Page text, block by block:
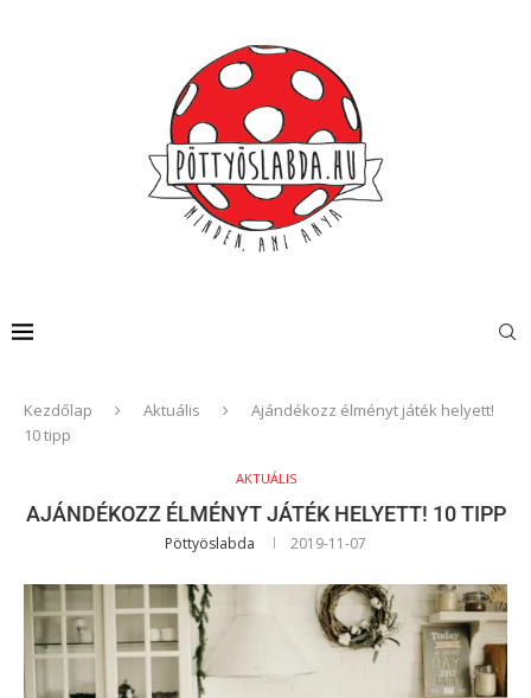
Kezdőlap Aktuális
Ajándékozz élményt játék helyett!
10 tipp
AKTUÁLIS
AJÁNDÉKOZZ ÉLMÉNYT JÁTÉK HELYETT! 10 TIPP
Pöttyöslabda 2019-11-07